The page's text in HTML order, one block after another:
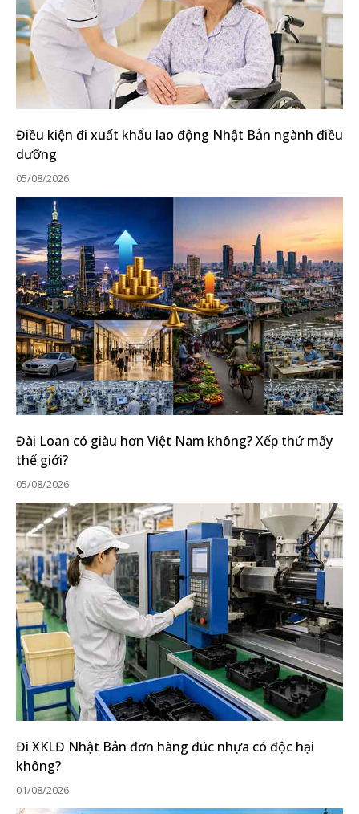
Điều kiện đi xuất khẩu lao động Nhật Bản ngành điều
dưỡng
05/08/2026
Đài Loan có giàu hơn Việt Nam không? Xếp thứ mấy
thế giới?
05/08/2026
Đi XKLĐ Nhật Bản đơn hàng đúc nhựa có độc hại
không?
01/08/2026